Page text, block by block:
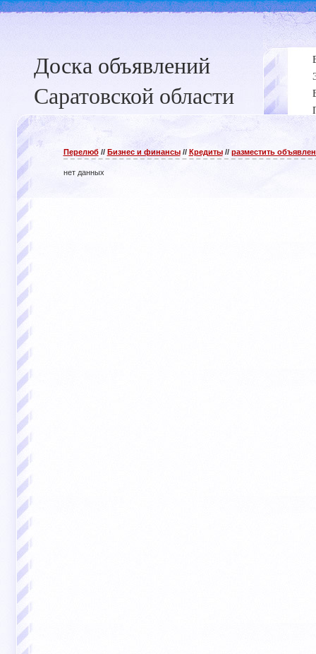
Доска объявлений
Саратовской области
Перелюб// Бизнес и финансы// Кредиты// разместить
нет данных